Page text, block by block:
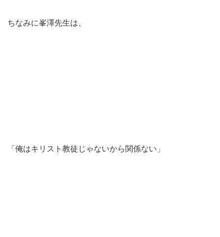
ちなみに峯澤先生は、
「俺はキリスト教徒じゃないから関係ない」